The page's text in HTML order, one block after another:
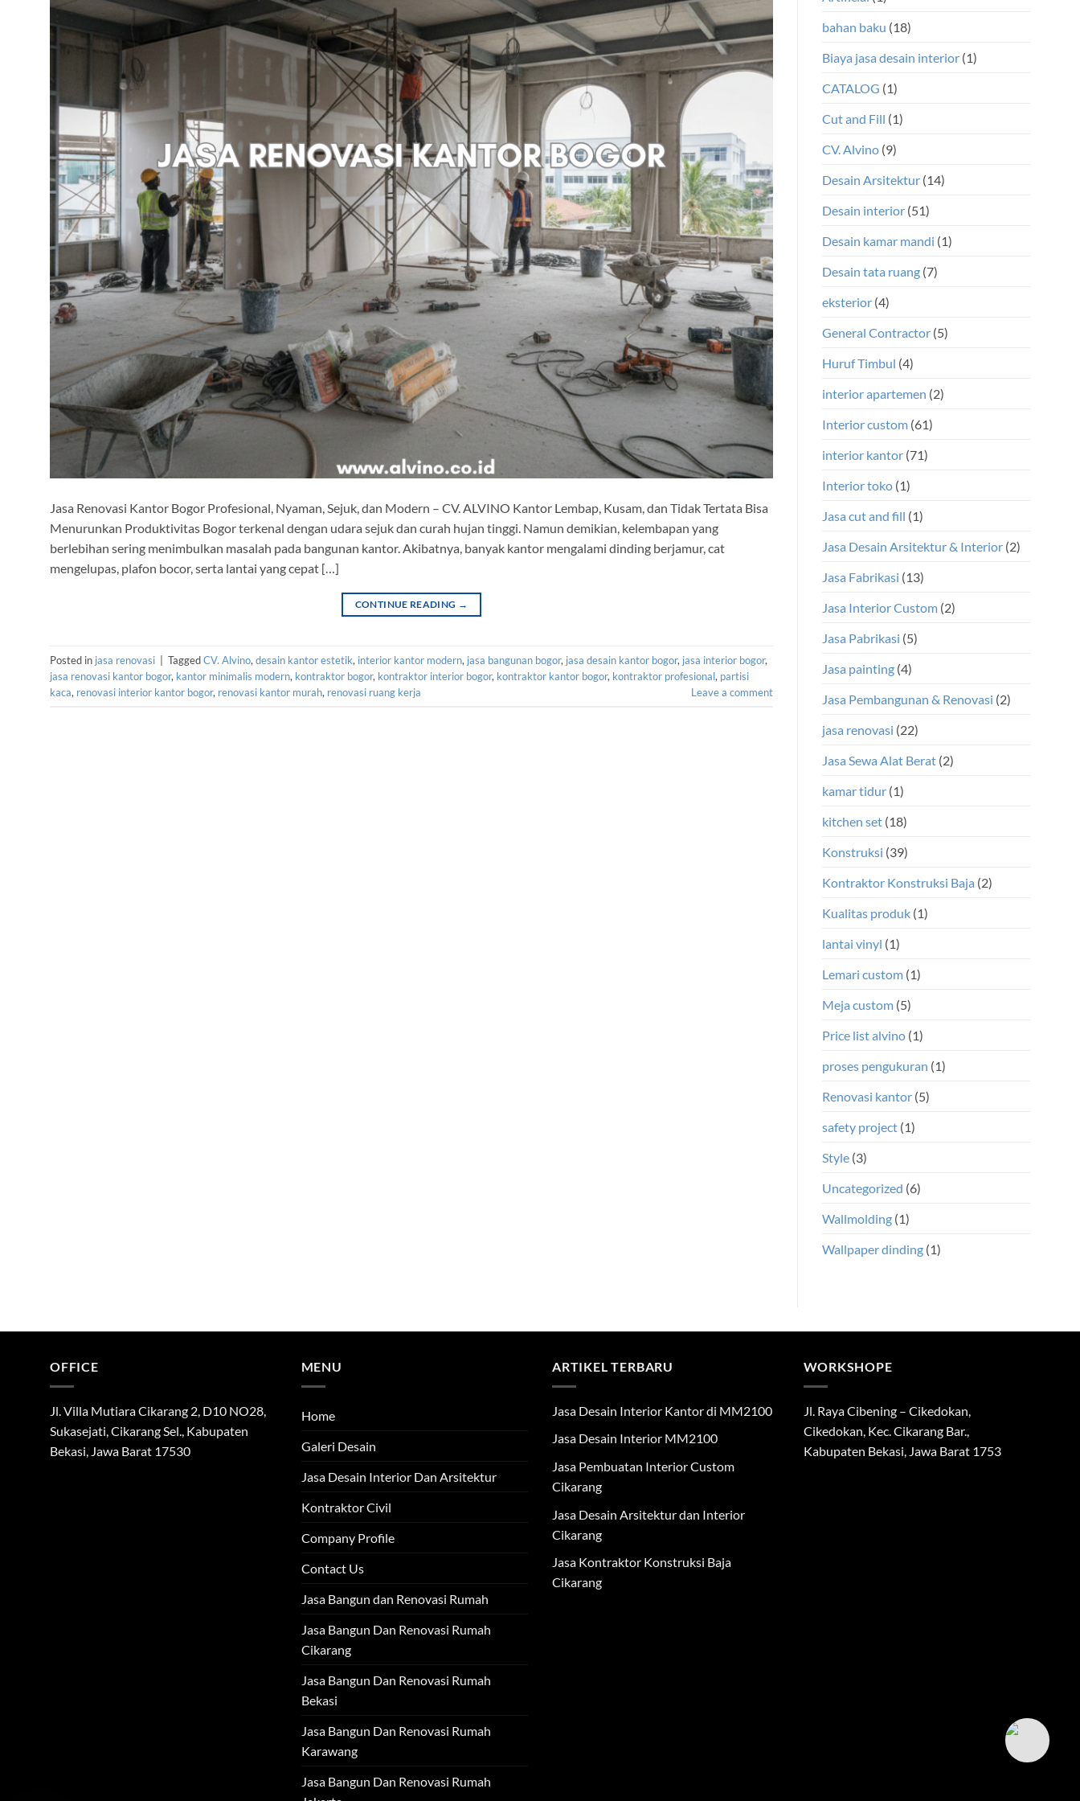
Jasa Renovasi Kantor Bogor Profesional, Nyaman, Sejuk, dan Modern – CV. ALVINO Kantor Lembap, Kusam, dan Tidak Tertata Bisa
Menurunkan Produktivitas Bogor terkenal dengan udara sejuk dan curah hujan tinggi. Namun demikian, kelembapan yang
berlebihan sering menimbulkan masalah pada bangunan kantor. Akibatnya, banyak kantor mengalami dinding berjamur, cat
mengelupas, plafon bocor, serta lantai yang cepat […]
CONTINUE READING →
Posted in jasa renovasi TaggedCV. Alvino, desain kantor estetik, interior kantor modern, jasa bangunan bogor, jasa desain kantor bogor, jasa interior bogor,
jasa renovasi kantor bogor, kantor minimalis modern, kontraktor bogor, kontraktor interior bogor, kontraktor kantor bogor, kontraktor profesional, partisi
kaca, renovasi interior kantor bogor, renovasi kantor murah, renovasi ruang kerja Leave a comment
bahan baku (18)
Biaya jasa desain interior (1)
CATALOG (1)
Cut and Fill (1)
CV. Alvino (9)
Desain Arsitektur (14)
Desain interior (51)
Desain kamar mandi (1)
Desain tata ruang (7)
eksterior (4)
General Contractor (5)
Huruf Timbul (4)
interior apartemen (2)
Interior custom (61)
interior kantor (71)
Interior toko (1)
Jasa cut and fill (1)
Jasa Desain Arsitektur & Interior (2)
Jasa Fabrikasi (13)
Jasa Interior Custom (2)
Jasa Pabrikasi (5)
Jasa painting (4)
Jasa Pembangunan & Renovasi (2)
jasa renovasi (22)
Jasa Sewa Alat Berat (2)
kamar tidur (1)
kitchen set (18)
Konstruksi (39)
Kontraktor Konstruksi Baja (2)
Kualitas produk (1)
lantai vinyl (1)
Lemari custom (1)
Meja custom (5)
Price list alvino (1)
proses pengukuran (1)
Renovasi kantor (5)
safety project (1)
Style (3)
Uncategorized (6)
Wallmolding (1)
Wallpaper dinding (1)
OFFICE
Jl. Villa Mutiara Cikarang 2, D10 NO28,
Sukasejati, Cikarang Sel., Kabupaten
Bekasi, Jawa Barat 17530
MENU
Home
Galeri Desain
Jasa Desain Interior Dan Arsitektur
Kontraktor Civil
Company Profile
Contact Us
Jasa Bangun dan Renovasi Rumah
Jasa Bangun Dan Renovasi Rumah
Cikarang
Jasa Bangun Dan Renovasi Rumah
Bekasi
Jasa Bangun Dan Renovasi Rumah
Karawang
Jasa Bangun Dan Renovasi Rumah
ARTIKEL TERBARU
Jasa Desain Interior Kantor di MM2100
Jasa Desain Interior MM2100
Jasa Pembuatan Interior Custom
Cikarang
Jasa Desain Arsitektur dan Interior
Cikarang
Jasa Kontraktor Konstruksi Baja
Cikarang
WORKSHOPE
Jl. Raya Cibening – Cikedokan,
Cikedokan, Kec. Cikarang Bar.,
Kabupaten Bekasi, Jawa Barat 1753